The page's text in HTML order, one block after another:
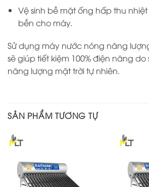
Vệ sinh bề mặt ống hấp thu
bền cho máy.
Sử dụng máy nước nóng năng
sẽ giúp tiết kiệm 100% điện năng
năng lượng mặt trời tự nhiên.
SẢN PHẨM TƯƠNG TỰ